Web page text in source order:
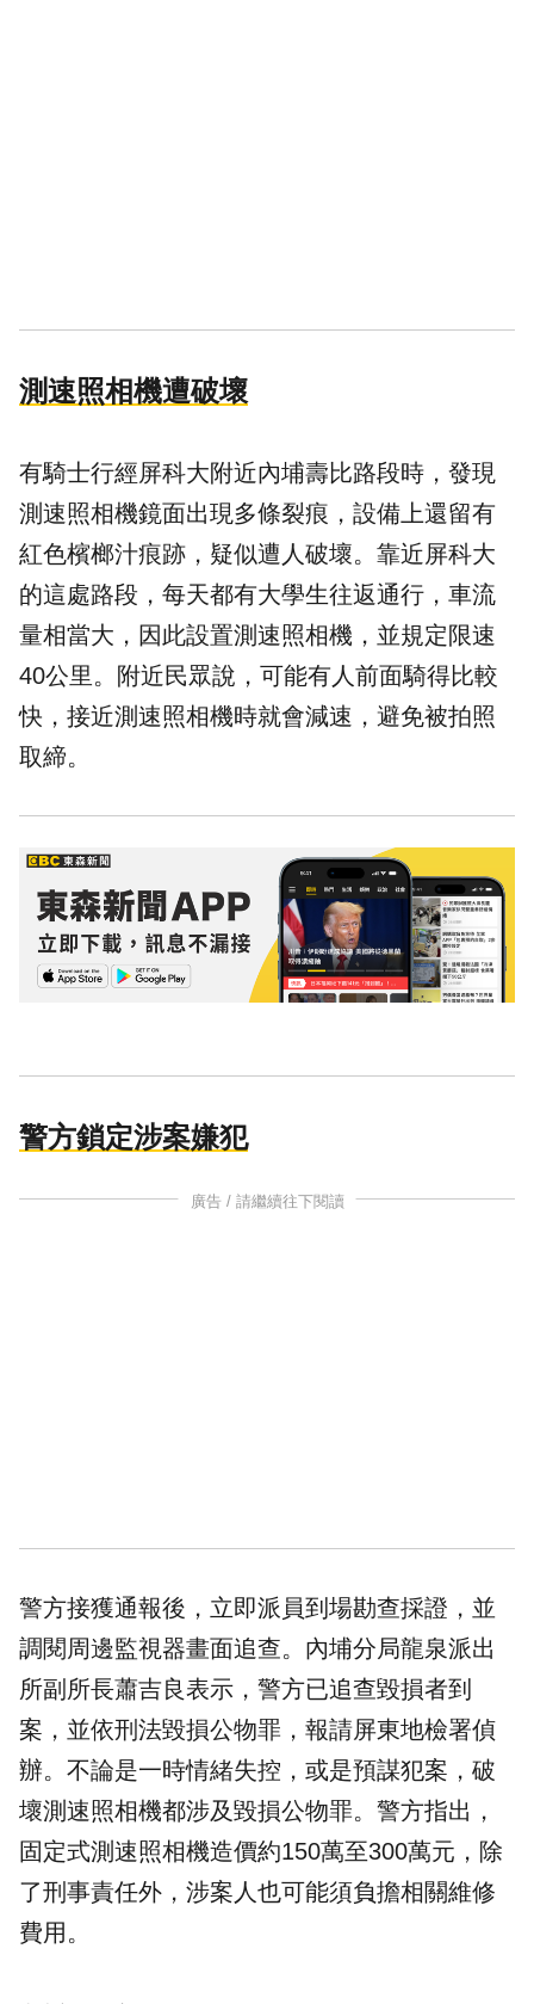
測速照相機遭破壞
有騎士行經屏科大附近內埔壽比路段時，發現
測速照相機鏡面出現多條裂痕，設備上還留有
紅色檳榔汁痕跡，疑似遭人破壞。靠近屏科大
的這處路段，每天都有大學生往返通行，車流
量相當大，因此設置測速照相機，並規定限速
40公里。附近民眾說，可能有人前面騎得比較
快，接近測速照相機時就會減速，避免被拍照
取締。
警方鎖定涉案嫌犯
廣告 / 請繼續往下閱讀
警方接獲通報後，立即派員到場勘查採證，並
調閱周邊監視器畫面追查。內埔分局龍泉派出
所副所長蕭吉良表示，警方已追查毀損者到
案，並依刑法毀損公物罪，報請屏東地檢署偵
辦。不論是一時情緒失控，或是預謀犯案，破
壞測速照相機都涉及毀損公物罪。警方指出，
固定式測速照相機造價約150萬至300萬元，除
了刑事責任外，涉案人也可能須負擔相關維修
費用。